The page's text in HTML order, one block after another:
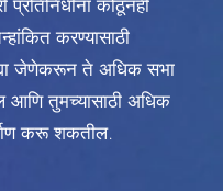
करण्यासाठी
जेणेकरून ते अधिक सभा
तुमच्यासाठी अधिक
करू शकतील.